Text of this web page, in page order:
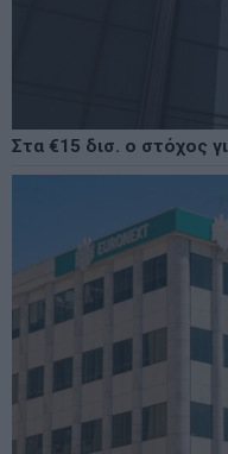
Στα €15 δισ. ο στόχος